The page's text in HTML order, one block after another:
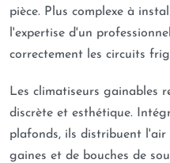
pièce. Plus complexe à
l'expertise d'un
correctement les circuits
Les climatiseurs gainables
discrète et esthétique.
plafonds, ils distribuent l'air
gaines et de bouches de